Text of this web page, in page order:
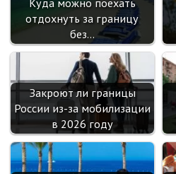
отдохнуть за границу
без…
Закроют ли границы
России из-за мобилизации
в 2026 году